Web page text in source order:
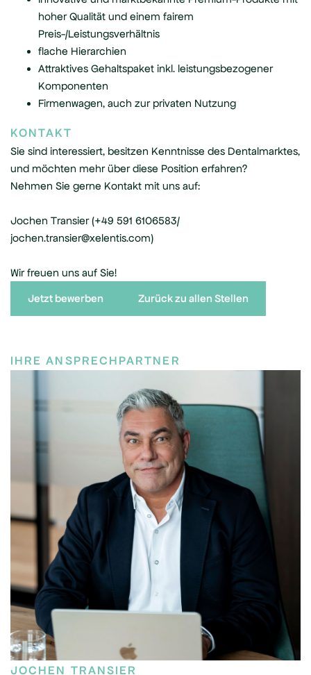
hoher Qualität und einem fairem
Preis-/Leistungsverhältnis
flache Hierarchien
Attraktives Gehaltspaket inkl. leistungsbezogener
Komponenten
Firmenwagen, auch zur privaten Nutzung
KONTAKT
Sie sind interessiert, besitzen Kenntnisse des Dentalmarktes,
und möchten mehr über diese Position erfahren?
Nehmen Sie gerne Kontakt mit uns auf:
Jochen Transier (+49 591 6106583/
jochen.transier@xelentis.com)
Wir freuen uns auf Sie!
Jetzt bewerben Zurück zu allen Stellen
IHRE ANSPRECHPARTNER
JOCHEN TRANSIER